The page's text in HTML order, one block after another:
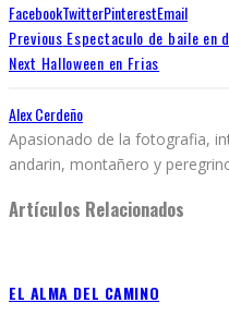
FacebookTwitterPinterestEmail
Previous Espectaculo de baile en
Next Halloween en Frias
Alex Cerdeño
Apasionado de la fotografia,
andarin, montañero y
Artículos Relacionados
EL ALMA DEL CAMINO